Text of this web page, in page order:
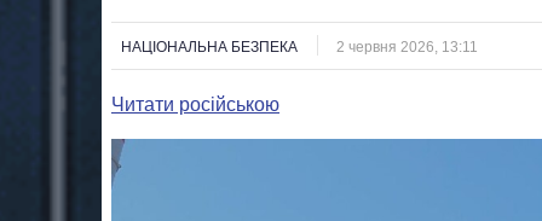
НАЦІОНАЛЬНА БЕЗПЕКА 2 червня 2026, 13:11
Читати російською